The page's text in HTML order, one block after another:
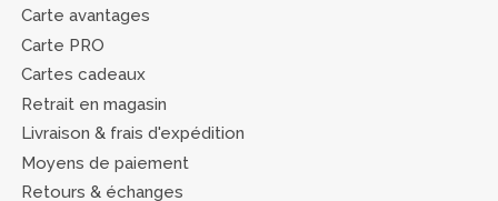
Carte avantages
Carte PRO
Cartes cadeaux
Retrait en magasin
Livraison & frais d'expédition
Moyens de paiement
Retours & échanges